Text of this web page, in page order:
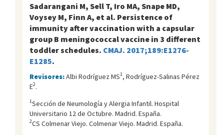
Sadarangani M, Sell T, Iro MA, Snape MD,
Voysey M, Finn A, et al. Persistence of
immunity after vaccination with a capsular
group B meningococcal vaccine in 3 different
toddler schedules. CMAJ. 2017;189:E1276-
E1285.
Revisores:Albi Rodríguez MS1, Rodríguez-Salinas Pérez
E2.
1Sección de Neumología y Alergia Infantil. Hospital
Universitario 12 de Octubre. Madrid. España.
2CS Colmenar Viejo. Colmenar Viejo. Madrid. España.